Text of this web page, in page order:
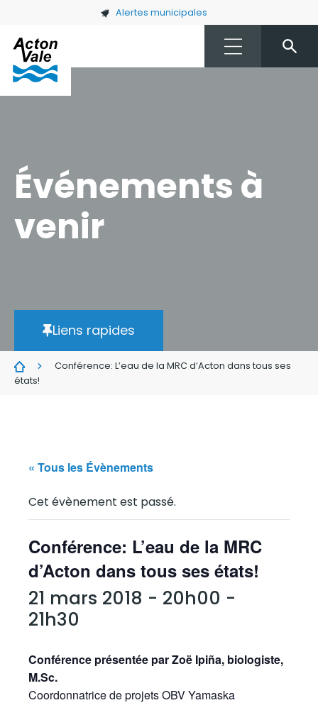
Skip to main content Alertes municipales
Événements à
venir
Liens rapides
Conférence: L’eau de la MRC d’Acton dans tous ses
états!
« Tous les Évènements
Cet évènement est passé.
Conférence: L’eau de la MRC
d’Acton dans tous ses états!
21 mars 2018 - 20h00 -
21h30
Conférence présentée par Zoë Ipiña, biologiste,
M.Sc.
Coordonnatrice de projets OBV Yamaska